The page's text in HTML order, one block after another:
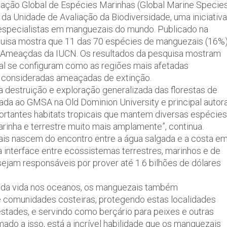
Global de Espécies Marinhas (Global Marine
Unidade de Avaliação da Biodiversidade, uma iniciativa
em manguezais do mundo. Publicado na
mostra que 11 das 70 espécies de manguezais
da IUCN. Os resultados da pesquisa mostram
se configuram como as regiões mais afetadas
ameaçadas de extinção.
e exploração generalizada das florestas de
ao GMSA na Old Dominion University e principal
habitats tropicais que mantem diversas espécies
e terrestre muito mais amplamente”, continua.
nascem do encontro entre a água salgada e a costa
entre ecossistemas terrestres, marinhos e de
responsáveis por prover até 1.6 bilhões de dólares
vida nos oceanos, os manguezais também
costeiras, protegendo estas localidades
e servindo como berçário para peixes e outras
a isso, está a incrível habilidade que os manguezais